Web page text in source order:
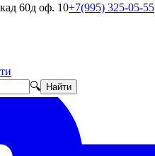
60д оф. 10+7(995) 325-05-55
🔍
Найти